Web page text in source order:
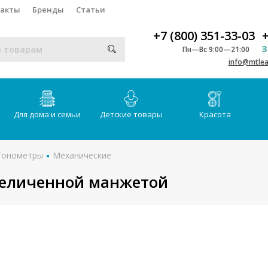
Бренды Статьи
+7 (800) 351-33-03
Пн—Вс 9:00—21:00
Для дома и семьи Детские товары Красота
Механические
манжетой